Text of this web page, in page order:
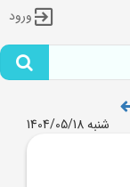
ورود
شنبه 1404/05/18